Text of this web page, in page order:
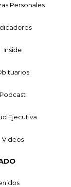
Personales
Inside
Podcast
Ejecutiva
Videos